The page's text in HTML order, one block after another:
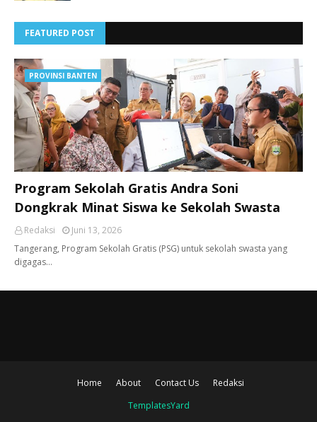
FEATURED POST
PROVINSI BANTEN
Program Sekolah Gratis Andra Soni
Dongkrak Minat Siswa ke Sekolah Swasta
Redaksi
Juni 13, 2026
Tangerang, ​Program Sekolah Gratis (PSG) untuk sekolah swasta yang
digagas…
Home About Contact Us
Redaksi
TemplatesYard